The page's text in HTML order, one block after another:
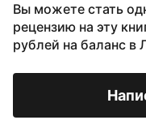
Вы можете стать
рецензию на эту
рублей на баланс в